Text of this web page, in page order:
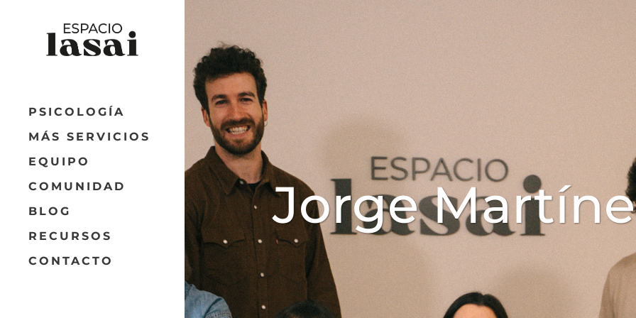
PSICOLOGÍA
MÁS SERVICIOS
EQUIPO
COMUNIDAD
BLOG
RECURSOS
CONTACTO
Jorge